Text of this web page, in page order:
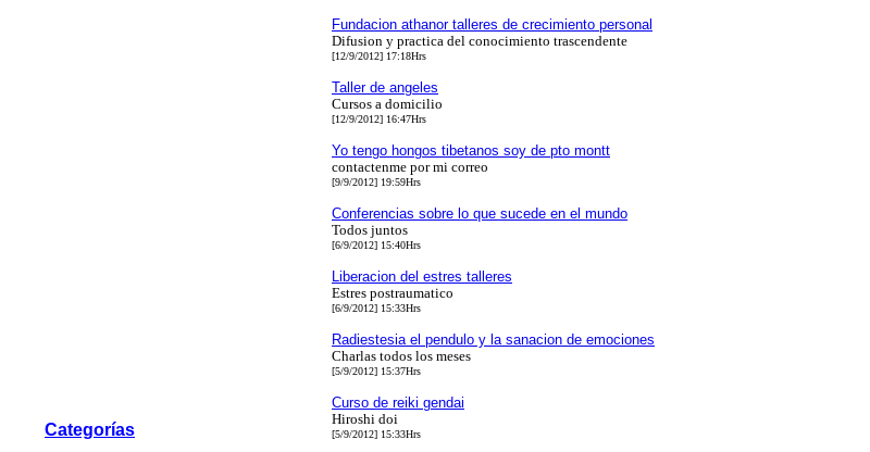
Categorías
Fundacion athanor talleres de crecimiento personal
Difusion y practica del conocimiento trascendente
[12/9/2012] 17:18Hrs
Taller de angeles
Cursos a domicilio
[12/9/2012] 16:47Hrs
Yo tengo hongos tibetanos soy de pto montt
contactenme por mi correo
[9/9/2012] 19:59Hrs
Conferencias sobre lo que sucede en el mundo
Todos juntos
[6/9/2012] 15:40Hrs
Liberacion del estres talleres
Estres postraumatico
[6/9/2012] 15:33Hrs
Radiestesia el pendulo y la sanacion de emociones
Charlas todos los meses
[5/9/2012] 15:37Hrs
Curso de reiki gendai
Hiroshi doi
[5/9/2012] 15:33Hrs